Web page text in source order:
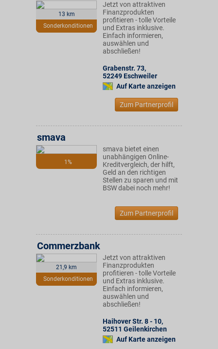
13 km
Sonderkonditionen
Jetzt von attraktiven
Finanzprodukten
profitieren - tolle Vorteile
und Extras inklusive.
Einfach informieren,
auswählen und
abschließen!
Grabenstr. 73,
52249 Eschweiler
Auf Karte anzeigen
Zum Partnerprofil
1%
smava
smava bietet einen
unabhängigen Online-
Kreditvergleich, der hilft,
Geld an den richtigen
Stellen zu sparen und mit
BSW dabei noch mehr!
Zum Partnerprofil
21,9 km
Sonderkonditionen
Commerzbank
Jetzt von attraktiven
Finanzprodukten
profitieren - tolle Vorteile
und Extras inklusive.
Einfach informieren,
auswählen und
abschließen!
Haihover Str. 8 - 10,
52511 Geilenkirchen
Auf Karte anzeigen